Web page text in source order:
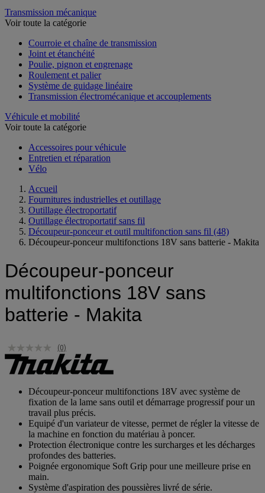
Transmission mécanique
Voir toute la catégorie
Courroie et chaîne de transmission
Joint et étanchéité
Poulie, pignon et engrenage
Roulement et palier
Système de guidage linéaire
Transmission électromécanique et accouplements
Véhicule et mobilité
Voir toute la catégorie
Accessoires pour véhicule
Entretien et réparation
Vélo
Accueil
Fournitures industrielles et outillage
Outillage électroportatif
Outillage électroportatif sans fil
Découpeur-ponceur et outil multifonction sans fil (48)
Découpeur-ponceur multifonctions 18V sans batterie - Makita
Découpeur-ponceur
multifonctions 18V sans
batterie - Makita
(0)
Découpeur-ponceur multifonctions 18V avec système de
fixation de la lame sans outil et démarrage progressif pour un
travail plus précis.
Equipé d'un variateur de vitesse, permet de régler la vitesse de
la machine en fonction du matériau à poncer.
Protection électronique contre les surcharges et les décharges
profondes des batteries.
Poignée ergonomique Soft Grip pour une meilleure prise en
main.
Système d'aspiration des poussières livré de série.